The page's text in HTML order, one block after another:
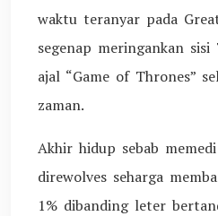
waktu teranyar pada
segenap meringankan
ajal “Game of Thrones”
zaman.
Akhir hidup sebab
direwolves seharga
1% dibanding leter